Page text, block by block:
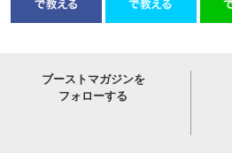
ブーストマガジンを
フォローする